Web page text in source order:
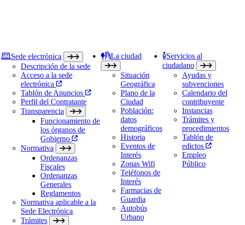
Sede electrónica
Descripción de la sede
Acceso a la sede
electrónica
Tablón de Anuncios
Perfil del Contratante
Transparencia
Funcionamiento de
los órganos de
Gobierno
Normativa
Ordenanzas
Fiscales
Ordenanzas
Generales
Reglamentos
Normativa aplicable a la
Sede Electrónica
Trámites
La ciudad
Situación
Geográfica
Plano de la
Ciudad
Población:
datos
demográficos
Historia
Eventos de
Interés
Zonas Wifi
Teléfonos de
Interés
Farmacias de
Guardia
Autobús
Urbano
Servicios al
ciudadano
Ayudas y
subvenciones
Calendario del
contribuyente
Instancias
Trámites y
procedimientos
Tablón de
edictos
Empleo
Público